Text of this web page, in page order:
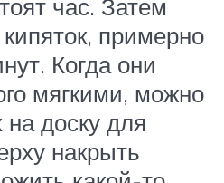
час. Затем
примерно
Когда они
мягкими, можно
доску для
накрыть